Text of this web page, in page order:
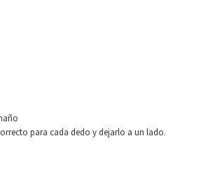
para cada dedo y dejarlo a un lado.